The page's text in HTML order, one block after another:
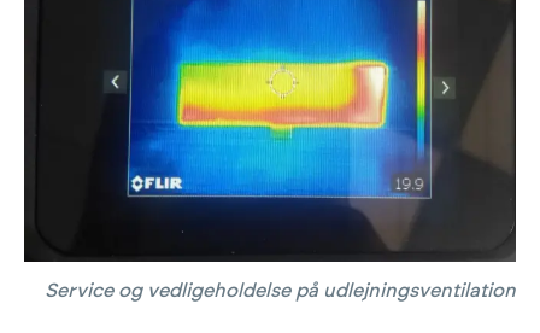
Service og vedligeholdelse på udlejningsventilation